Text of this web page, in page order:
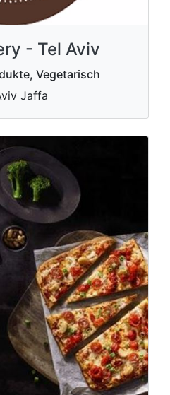
- Tel Aviv
Vegetarisch
Jaffa